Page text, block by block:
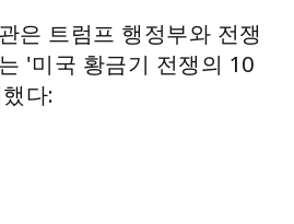
은 트럼프 행정부와 전쟁
'미국 황금기 전쟁의 10
다: